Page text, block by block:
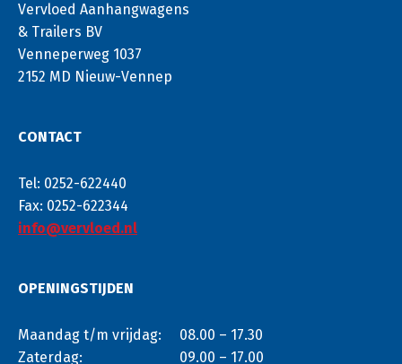
Vervloed Aanhangwagens
& Trailers BV
Venneperweg 1037
2152 MD Nieuw-Vennep
CONTACT
Tel: 0252-622440
Fax: 0252-622344
info@vervloed.nl
OPENINGSTIJDEN
Maandag t/m vrijdag:
08.00 – 17.30
Zaterdag:
09.00 – 17.00